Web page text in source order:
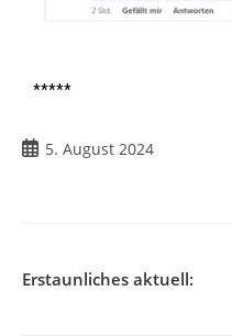
*****
5. August 2024
Erstaunliches aktuell: